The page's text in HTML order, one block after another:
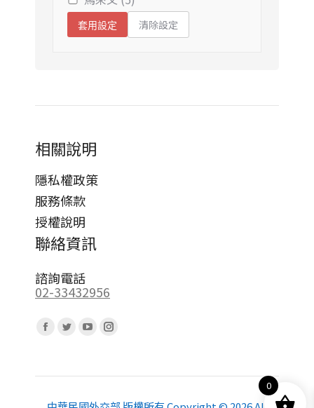
套用設定 清除設定
相關說明
隱私權政策
服務條款
授權說明
聯絡資訊
諮詢電話
02-33432956
Facebook
opens
Twitter
opens
YouTube
opens
Instagram
opens
0